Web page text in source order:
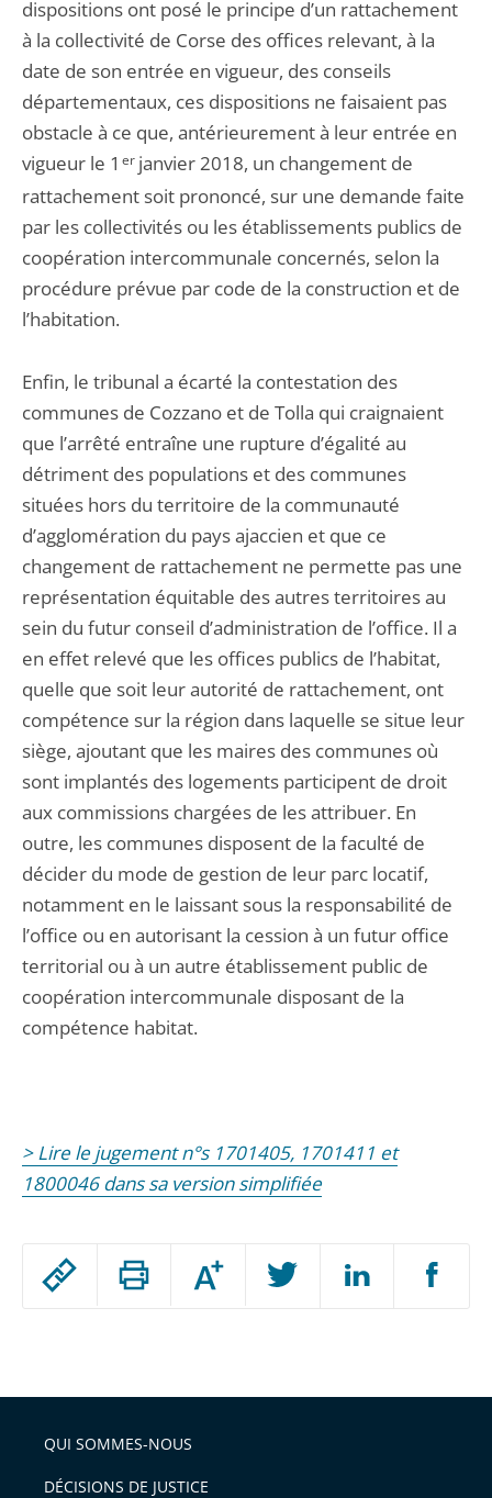
Passer
arriver
après
Augmenter
ou
l'article
pour
dispositions ont posé le principe d’un rattachement
à la collectivité de Corse des offices relevant, à la
date de son entrée en vigueur, des conseils
départementaux, ces dispositions ne faisaient pas
obstacle à ce que, antérieurement à leur entrée en
vigueur le 1 erjanvier 2018, un changement de
rattachement soit prononcé, sur une demande faite
par les collectivités ou les établissements publics de
coopération intercommunale concernés, selon la
procédure prévue par code de la construction et de
l’habitation.
Enfin, le tribunal a écarté la contestation des
communes de Cozzano et de Tolla qui craignaient
que l’arrêté entraîne une rupture d’égalité au
détriment des populations et des communes
situées hors du territoire de la communauté
d’agglomération du pays ajaccien et que ce
changement de rattachement ne permette pas une
représentation équitable des autres territoires au
sein du futur conseil d’administration de l’office. Il a
en effet relevé que les offices publics de l’habitat,
quelle que soit leur autorité de rattachement, ont
compétence sur la région dans laquelle se situe leur
siège, ajoutant que les maires des communes où
sont implantés des logements participent de droit
aux commissions chargées de les attribuer. En
outre, les communes disposent de la faculté de
décider du mode de gestion de leur parc locatif,
notamment en le laissant sous la responsabilité de
l’office ou en autorisant la cession à un futur office
territorial ou à un autre établissement public de
coopération intercommunale disposant de la
compétence habitat.
> Lire le jugement n°s 1701405, 1701411 et
1800046 dans sa version simplifiée
QUI SOMMES-NOUS
DÉCISIONS DE JUSTICE